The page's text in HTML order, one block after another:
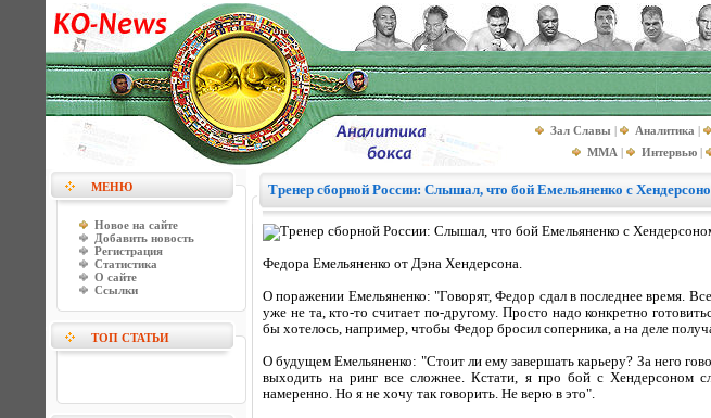
Зал Славы | Аналитика |
MMA | Интервью |
МЕНЮ
Новое на сайте
Добавить новость
Регистрация
Статистика
О сайте
Ссылки
ТОП СТАТЬИ
Тренер сборной России: Cлышал, что бой Емельяненко с
Федора Емельяненко от Дэна Хендерсона.
О поражении Емельяненко: "Говорят, Федор сдал в последнее время.
уже не та, кто-то считает по-другому. Просто надо конкретно
бы хотелось, например, чтобы Федор бросил соперника, а на деле
О будущем Емельяненко: "Стоит ли ему завершать карьеру? За него
выходить на ринг все сложнее. Кстати, я про бой с Хендерсоном
намеренно. Но я не хочу так говорить. Не верю в это".